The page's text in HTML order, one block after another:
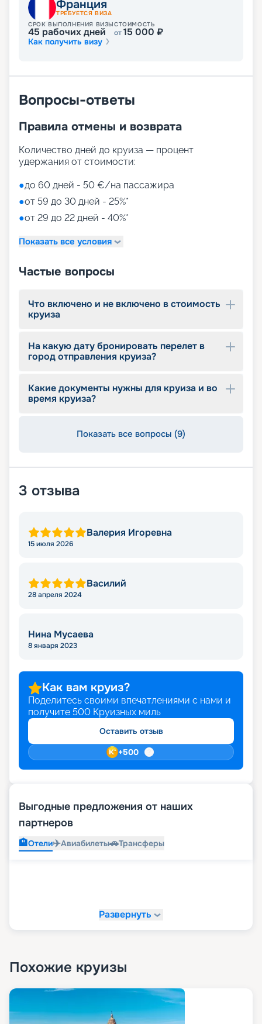
Франция
ТРЕБУЕТСЯ ВИЗА
СРОК ВЫПОЛНЕНИЯ ВИЗЫ
45 рабочих дней
СТОИМОСТЬ
от15 000 ₽
Как получить визу
Вопросы-ответы
Правила отмены и возврата
Количество дней до круиза — процент
удержания от стоимости:
●до 60 дней - 50 €/на пассажира
●от 59 до 30 дней - 25%*
●от 29 до 22 дней - 40%*
Показать все условия
Частые вопросы
Что включено и не включено в стоимость
круиза
На какую дату бронировать перелет в
город отправления круиза?
Какие документы нужны для круиза и во
время круиза?
Показать все вопросы (9)
3 отзыва
Валерия Игоревна
15 июля 2026
Василий
28 апреля 2024
Нина Мусаева
8 января 2023
Как вам круиз?
Поделитесь своими впечатлениями с нами и
получите 500 Круизных миль
Оставить отзыв
+500
Выгодные предложения от наших
партнеров
🏨Отели✈️Авиабилеты🚗Трансферы
Развернуть
Похожие круизы